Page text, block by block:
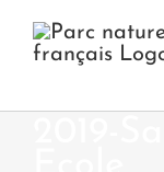
contenu